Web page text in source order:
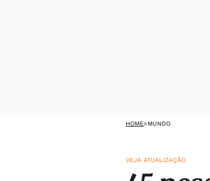
HOME>MUNDO
VEJA ATUALIZAÇÃO